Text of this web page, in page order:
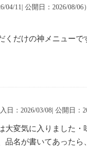
04/11| 公開日：2026/08/06）
だけの神メニューで
日：2026/03/08| 公開日：
変気に入りました
名が書いてあった